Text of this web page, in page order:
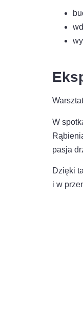
W
pasja
Dzięki
i w